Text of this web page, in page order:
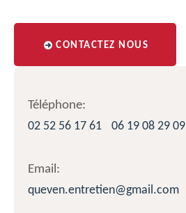
CONTACTEZ NOUS
Téléphone:
02 52 56 17 61
06 19 08 29 09
Email:
queven.entretien@gmail.com